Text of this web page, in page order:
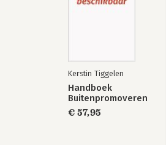
Spreken ziet zij als kern van de relatie,
en daarmee van persoonlijk
leiderschap: niet om jezelf te bewijzen,
maar om te laten zien wat er werkelijk
toe doet en anderen hierin mee te
Kerstin Tiggelen
Handboek
Buitenpromoveren
€ 57,95